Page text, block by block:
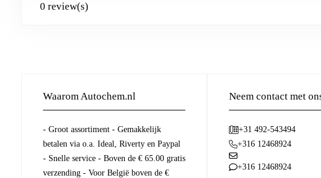
0 review(s)
Waarom Autochem.nl
- Groot assortiment - Gemakkelijk
betalen via o.a. Ideal, Riverty en Paypal
- Snelle service - Boven de € 65.00 gratis
verzending - Voor België boven de €
Neem contact met
+31 492-543494
+316 12468924
+316 12468924